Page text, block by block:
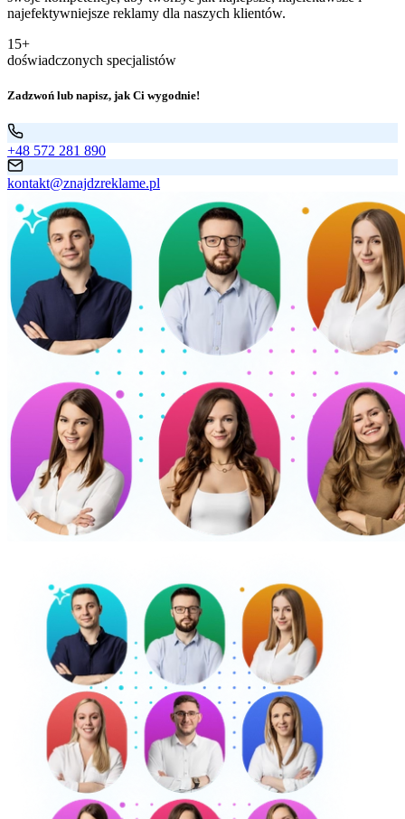
najefektywniejsze reklamy dla naszych klientów.
15+
doświadczonych specjalistów
Zadzwoń lub napisz, jak Ci wygodnie!
+48 572 281 890
kontakt@znajdzreklame.pl